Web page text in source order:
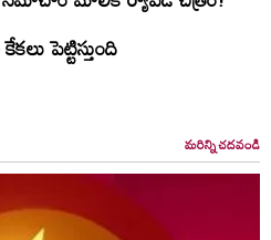
పెట్టిస్తుంది
మరిన్ని చదవండి